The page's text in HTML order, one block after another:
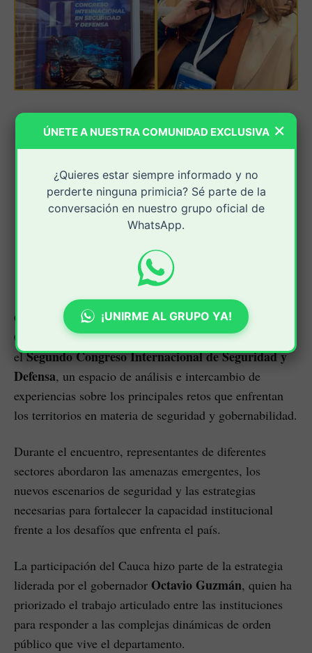
Con el liderazgo de la secretaria de Gobierno del
Cauca,
Maribel Perafán, el departamento participó en
elSegundo Congreso Internacional de Seguridad y
Defensa, un espacio de análisis e intercambio de
experiencias sobre los principales retos que enfrentan
los territorios en materia de seguridad y gobernabilidad.
Durante el encuentro, representantes de diferentes
sectores abordaron las amenazas emergentes, los
nuevos escenarios de seguridad y las estrategias
necesarias para fortalecer la capacidad institucional
frente a los desafíos que enfrenta el país.
La participación del Cauca hizo parte de la estrategia
liderada por el gobernador Octavio Guzmán, quien ha
priorizado el trabajo articulado entre las instituciones
para responder a las complejas dinámicas de orden
público que vive el departamento.
×
ÚNETE A NUESTRA COMUNIDAD EXCLUSIVA
¿Quieres estar siempre informado y no
perderte ninguna primicia? Sé parte de la
conversación en nuestro grupo oficial de
WhatsApp.
¡UNIRME AL GRUPO YA!